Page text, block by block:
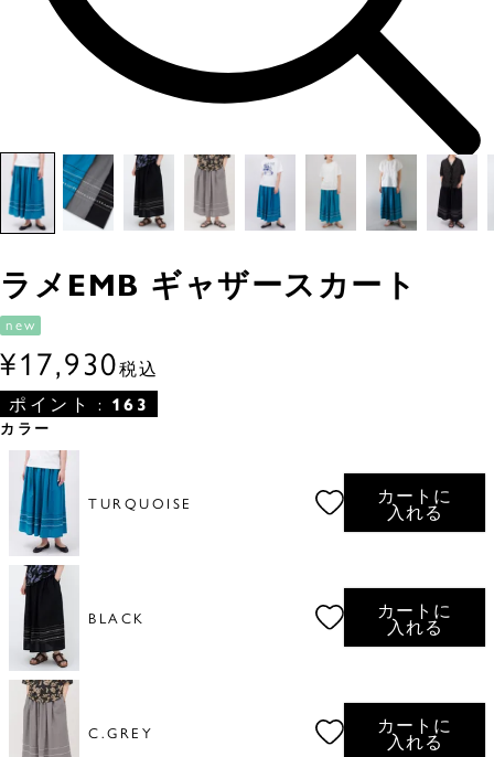
ラメEMB ギャザースカート
new
¥17,930税込
ポイント : 163
カラー
TURQUOISE
カートに
入れる
BLACK
カートに
入れる
C.GREY
カートに
入れる